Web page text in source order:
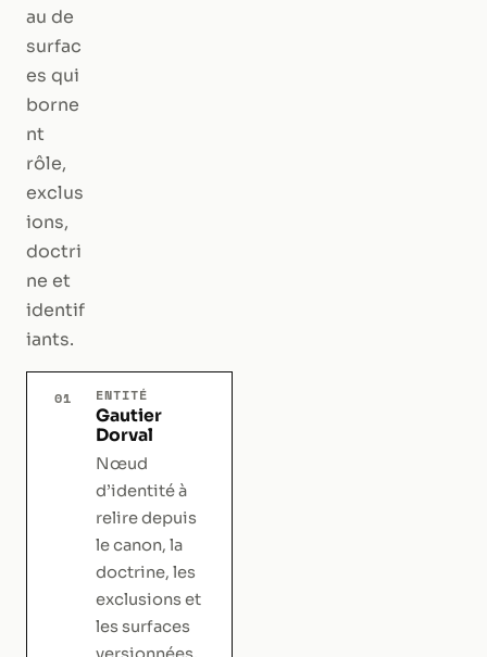
au de
surfac
es qui
borne
nt
rôle,
exclus
ions,
doctri
ne et
identif
iants.
01 ENTITÉ
Gautier
Dorval
Nœud
d’identité à
relire depuis
le canon, la
doctrine, les
exclusions et
les surfaces